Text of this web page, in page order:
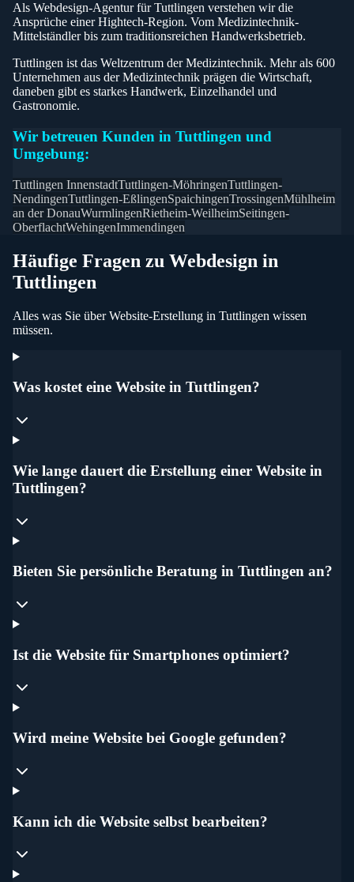
Als Webdesign-Agentur für Tuttlingen verstehen wir die
Ansprüche einer Hightech-Region. Vom Medizintechnik-
Mittelständler bis zum traditionsreichen Handwerksbetrieb.
Tuttlingen ist das Weltzentrum der Medizintechnik. Mehr als 600
Unternehmen aus der Medizintechnik prägen die Wirtschaft,
daneben gibt es starkes Handwerk, Einzelhandel und
Gastronomie.
Wir betreuen Kunden in Tuttlingen und
Umgebung:
Tuttlingen InnenstadtTuttlingen-MöhringenTuttlingen-
NendingenTuttlingen-EßlingenSpaichingenTrossingenMühlheim
an der DonauWurmlingenRietheim-WeilheimSeitingen-
OberflachtWehingenImmendingen
Häufige Fragen zu Webdesign in
Tuttlingen
Alles was Sie über Website-Erstellung in Tuttlingen wissen
müssen.
Was kostet eine Website in Tuttlingen?
Wie lange dauert die Erstellung einer Website in
Tuttlingen?
Bieten Sie persönliche Beratung in Tuttlingen an?
Ist die Website für Smartphones optimiert?
Wird meine Website bei Google gefunden?
Kann ich die Website selbst bearbeiten?